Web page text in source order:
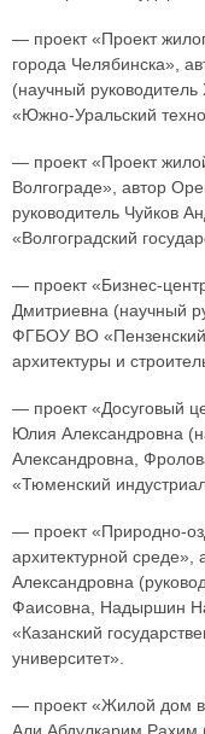
— проект «Проект
города Челябинска»,
(научный
«Южно-Уральский
— проект «Проект
Волгограде», автор
руководитель Чуйков
«Волгоградский
— проект «Бизнес-
Дмитриевна (научный
ФГБОУ ВО «Пензенский
архитектуры и
— проект «Досуговый
Юлия Александровна
Александровна,
«Тюменский
— проект «Природно-
архитектурной среде»,
Александровна
Фаисовна, Надыршин
«Казанский
университет».
— проект «Жилой дом в